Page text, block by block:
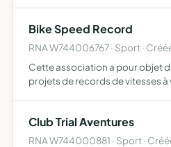
Bike Speed Record
RNA W744006767 · Sport ·
Cette association a pour objet
projets de records de vitesses à
Club Trial Aventures
RNA W744000881 · Sport ·